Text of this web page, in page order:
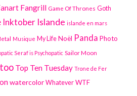
Fangrill Game Of Thrones Goth
Inktober Islande islande en mars
Musique My Life Noël Panda Photo
Seraf is Psychopatic Sailor Moon
Top Ten Tuesday Trone de Fer
watercolor Whatever WTF